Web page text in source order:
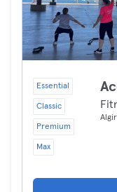
Essential
Classic
Premium
Max